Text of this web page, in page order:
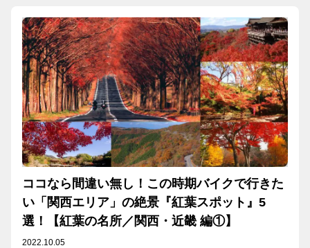
ココなら間違い無し！この時期バイクで行きた
い「関西エリア」の絶景『紅葉スポット』5
選！【紅葉の名所／関西・近畿 編①】
2022.10.05